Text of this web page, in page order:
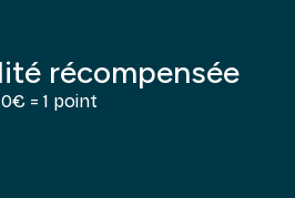
récompensée
= 1 point